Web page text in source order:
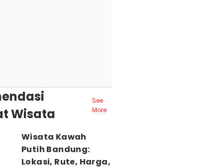
Wisata
See
More
Wisata Kawah
Putih Bandung:
Lokasi, Rute, Harga,